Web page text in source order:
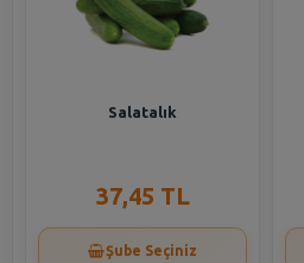
Salatalık
37,45 TL
Şube Seçiniz